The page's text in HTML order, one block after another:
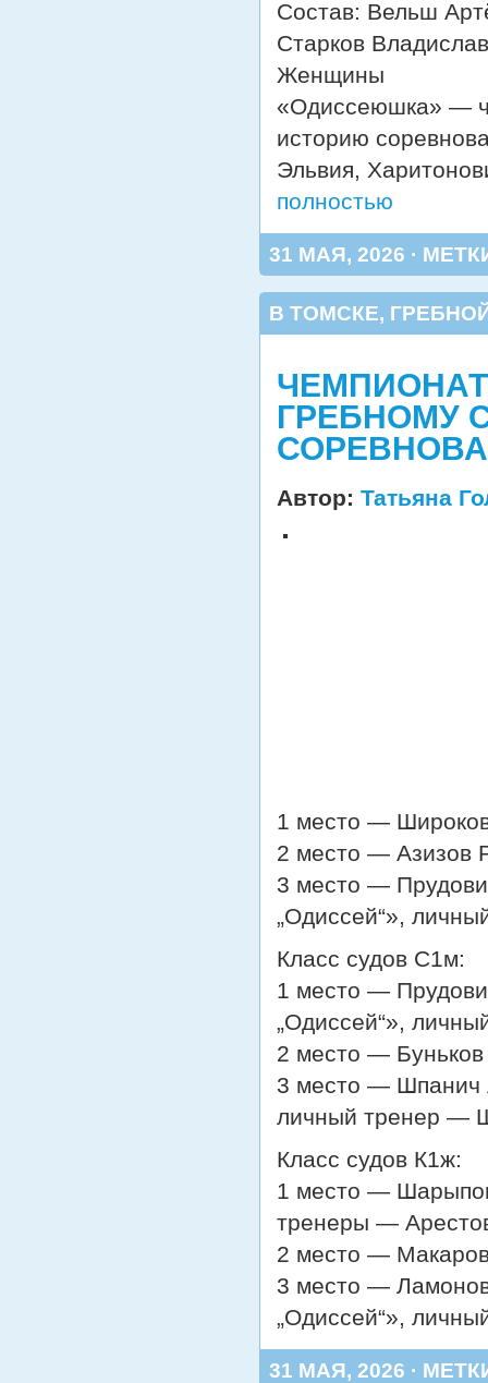
Состав: Вельш
Старков
Женщины
«Одиссеюшка» —
историю
Эльвия,
полностью
31 МАЯ, 2026 ·
В ТОМСКЕ,
ГРЕБНОМУ
Автор: Татьяна
1 место —
2 место — Азизов
3 место —
„Одиссей“»,
Класс судов С1м:
1 место —
„Одиссей“»,
2 место — Буньков
3 место — Шпанич
личный тренер —
Класс судов К1ж:
1 место —
тренеры —
2 место —
3 место —
„Одиссей“»,
31 МАЯ, 2026 ·